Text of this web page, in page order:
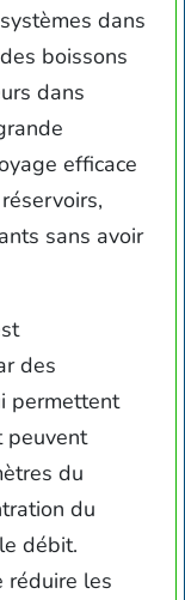
dans
boissons
dans
efficace
sans avoir
des
permettent
peuvent
du
du
débit.
réduire les